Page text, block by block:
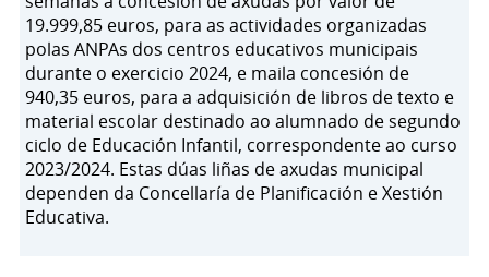
19.999,85 euros, para as actividades organizadas
polas ANPAs dos centros educativos municipais
durante o exercicio 2024, e maila concesión de
940,35 euros, para a adquisición de libros de texto e
material escolar destinado ao alumnado de segundo
ciclo de Educación Infantil, correspondente ao curso
2023/2024. Estas dúas liñas de axudas municipal
dependen da Concellaría de Planificación e Xestión
Educativa.